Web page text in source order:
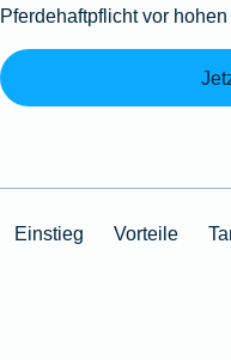
Pferdehaftpflicht vor
Einstieg Vorteile